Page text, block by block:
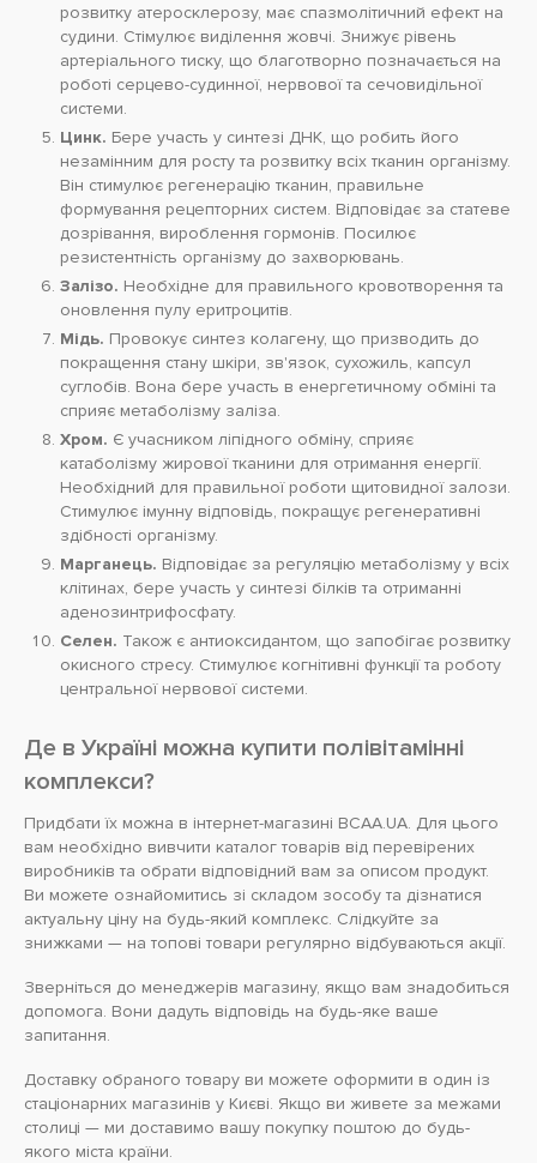
розвитку атеросклерозу, має спазмолітичний ефект на
судини. Стімулює виділення жовчі. Знижує рівень
артеріального тиску, що благотворно позначається на
роботі серцево-судинної, нервової та сечовидільної
системи.
Цинк. Бере участь у синтезі ДНК, що робить його
незамінним для росту та розвитку всіх тканин організму.
Він стимулює регенерацію тканин, правильне
формування рецепторних систем. Відповідає за статеве
дозрівання, вироблення гормонів. Посилює
резистентність організму до захворювань.
Залізо. Необхідне для правильного кровотворення та
оновлення пулу еритроцитів.
Мідь. Провокує синтез колагену, що призводить до
покращення стану шкіри, зв'язок, сухожиль, капсул
суглобів. Вона бере участь в енергетичному обміні та
сприяє метаболізму заліза.
Хром. Є учасником ліпідного обміну, сприяє
катаболізму жирової тканини для отримання енергії.
Необхідний для правильної роботи щитовидної залози.
Стимулює імунну відповідь, покращує регенеративні
здібності організму.
Марганець. Відповідає за регуляцію метаболізму у всіх
клітинах, бере участь у синтезі білків та отриманні
аденозинтрифосфату.
Селен. Також є антиоксидантом, що запобігає розвитку
окисного стресу. Стимулює когнітивні функції та роботу
центральної нервової системи.
Де в Україні можна купити полівітамінні
комплекси?
Придбати їх можна в інтернет-магазині BCAA.UA. Для цього
вам необхідно вивчити каталог товарів від перевірених
виробників та обрати відповідний вам за описом продукт.
Ви можете ознайомитись зі складом зособу та дізнатися
актуальну ціну на будь-який комплекс. Слідкуйте за
знижками — на топові товари регулярно відбуваються акції.
Зверніться до менеджерів магазину, якщо вам знадобиться
допомога. Вони дадуть відповідь на будь-яке ваше
запитання.
Доставку обраного товару ви можете оформити в один із
стаціонарних магазинів у Києві. Якщо ви живете за межами
столиці — ми доставимо вашу покупку поштою до будь-
якого міста країни.